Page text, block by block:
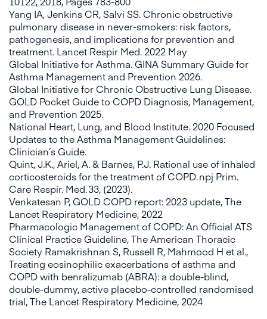
Yang IA, Jenkins CR, Salvi SS. Chronic obstructive
pulmonary disease in never-smokers: risk factors,
pathogenesis, and implications for prevention and
treatment. Lancet Respir Med. 2022 May
Global Initiative for Asthma. GINA Summary Guide for
Asthma Management and Prevention 2026.
Global Initiative for Chronic Obstructive Lung Disease.
GOLD Pocket Guide to COPD Diagnosis, Management,
and Prevention 2025.
National Heart, Lung, and Blood Institute. 2020 Focused
Updates to the Asthma Management Guidelines:
Clinician’s Guide.
Quint, J.K., Ariel, A. & Barnes, P.J. Rational use of inhaled
corticosteroids for the treatment of COPD. npj Prim.
Care Respir. Med. 33, (2023).
Venkatesan P, GOLD COPD report: 2023 update, The
Lancet Respiratory Medicine, 2022
Pharmacologic Management of COPD: An Official ATS
Clinical Practice Guideline, The American Thoracic
Society Ramakrishnan S, Russell R, Mahmood H et al.,
Treating eosinophilic exacerbations of asthma and
COPD with benralizumab (ABRA): a double-blind,
double-dummy, active placebo-controlled randomised
trial, The Lancet Respiratory Medicine, 2024